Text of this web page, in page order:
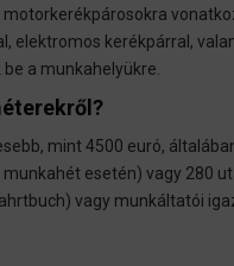
elektromos kerékpárral,
a munkahelyükre.
mint 4500 euró,
esetén) vagy 280
vagy munkáltatói